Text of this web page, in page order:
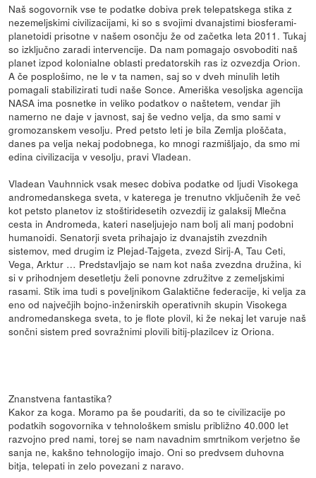
Naš sogovornik vse te podatke dobiva prek telepatskega stika z
nezemeljskimi civilizacijami, ki so s svojimi dvanajstimi biosferami-
planetoidi prisotne v našem osončju že od začetka leta 2011. Tukaj
so izključno zaradi intervencije. Da nam pomagajo osvoboditi naš
planet izpod kolonialne oblasti predatorskih ras iz ozvezdja Orion.
A če posplošimo, ne le v ta namen, saj so v dveh minulih letih
pomagali stabilizirati tudi naše Sonce. Ameriška vesoljska agencija
NASA ima posnetke in veliko podatkov o naštetem, vendar jih
namerno ne daje v javnost, saj še vedno velja, da smo sami v
gromozanskem vesolju. Pred petsto leti je bila Zemlja ploščata,
danes pa velja nekaj podobnega, ko mnogi razmišljajo, da smo mi
edina civilizacija v vesolju, pravi Vladean.
Vladean Vauhnnick vsak mesec dobiva podatke od ljudi Visokega
andromedanskega sveta, v katerega je trenutno vključenih že več
kot petsto planetov iz stoštiridesetih ozvezdij iz galaksij Mlečna
cesta in Andromeda, kateri naseljujejo nam bolj ali manj podobni
humanoidi. Senatorji sveta prihajajo iz dvanajstih zvezdnih
sistemov, med drugim iz Plejad-Tajgeta, zvezd Sirij-A, Tau Ceti,
Vega, Arktur … Predstavljajo se nam kot naša zvezdna družina, ki
si v prihodnjem desetletju želi ponovne združitve z zemeljskimi
rasami. Stik ima tudi s poveljnikom Galaktične federacije, ki velja za
eno od največjih bojno-inženirskih operativnih skupin Visokega
andromedanskega sveta, to je flote plovil, ki že nekaj let varuje naš
sončni sistem pred sovražnimi plovili bitij-plazilcev iz Oriona.
Znanstvena fantastika?
Kakor za koga. Moramo pa še poudariti, da so te civilizacije po
podatkih sogovornika v tehnološkem smislu približno 40.000 let
razvojno pred nami, torej se nam navadnim smrtnikom verjetno še
sanja ne, kakšno tehnologijo imajo. Oni so predvsem duhovna
bitja, telepati in zelo povezani z naravo.